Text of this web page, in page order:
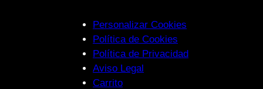
Personalizar Cookies
Política de Cookies
Política de Privacidad
Aviso Legal
Carrito